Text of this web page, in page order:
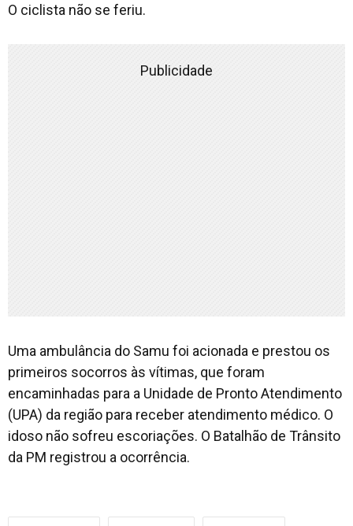
O ciclista não se feriu.
Publicidade
Uma ambulância do Samu foi acionada e prestou os
primeiros socorros às vítimas, que foram
encaminhadas para a Unidade de Pronto Atendimento
(UPA) da região para receber atendimento médico. O
idoso não sofreu escoriações. O Batalhão de Trânsito
da PM registrou a ocorrência.